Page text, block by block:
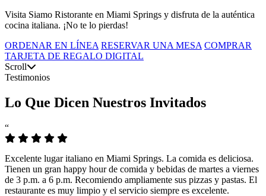
Visita Siamo Ristorante en Miami Springs y disfruta de la auténtica
cocina italiana. ¡No te lo pierdas!
ORDENAR EN LÍNEA RESERVAR UNA MESA COMPRAR
TARJETA DE REGALO DIGITAL
Scroll
Testimonios
Lo Que Dicen Nuestros Invitados
“
Excelente lugar italiano en Miami Springs. La comida es deliciosa.
Tienen un gran happy hour de comida y bebidas de martes a viernes
de 3 p.m. a 6 p.m. Recomiendo ampliamente sus pizzas y pastas. El
restaurante es muy limpio y el servicio siempre es excelente.